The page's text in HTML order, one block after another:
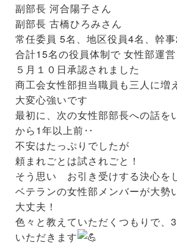
副部長 河合陽子さん
副部長 古橋ひろみさん
常任委員 5名、地区役員4名、幹事
合計15名の役員体制で 女性部運営
５月１０日承認されました
商工会女性部担当職員も三人に増え
大変心強いです
最初に、次の女性部部長への話を
から1年以上前‥
不安はたっぷりでしたが
頼まれごとは試されごと！
そう思い お引き受けする決心を
ベテランの女性部メンバーが大勢
大丈夫！
色々と教えていただくつもりで、
いただきます